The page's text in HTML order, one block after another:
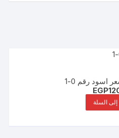
اسود رقم 0-1
EGP
السلة